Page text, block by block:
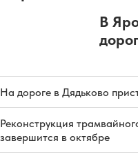
В
На дороге в Дядьково
Реконструкция
завершится в октябре